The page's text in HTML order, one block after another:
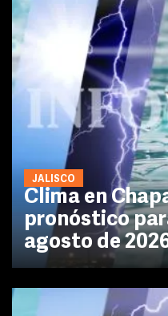
JALISCO
Clima en
pronóstico
agosto de